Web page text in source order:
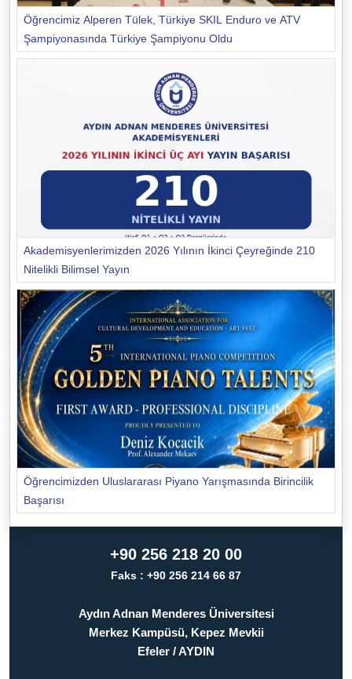
Öğrencimiz Alperen Tülek, Türkiye SKIL Enduro ve ATV
Şampiyonasında Türkiye Şampiyonu Oldu
Akademisyenlerimizden 2026 Yılının İkinci Çeyreğinde 210
Nitelikli Bilimsel Yayın
Öğrencimizden Uluslararası Piyano Yarışmasında Birincilik
Başarısı
+90 256 218 20 00
Faks : +90 256 214 66 87
Aydın Adnan Menderes Üniversitesi
Merkez Kampüsü, Kepez Mevkii
Efeler / AYDIN